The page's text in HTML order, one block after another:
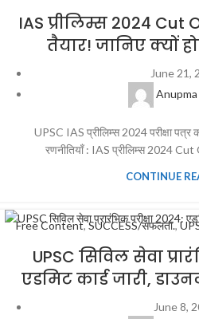
IAS प्रीलिम्स 2024
तैयार! जानिए क्यों
June 21,
UPSC IAS प्रीलिम्स 2024 परीक्षा
रणनीतियाँ : IAS प्रीलिम्स 2024
CONTINUE
Free Content,SUCCESS/सफलता.,
UPSC सिविल सेवा
एडमिट कार्ड जारी,
June 8,